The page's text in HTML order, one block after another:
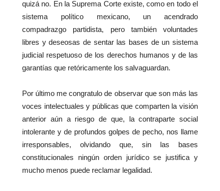
quizá no. En la Suprema Corte existe, como en todo el
sistema político mexicano, un acendrado
compadrazgo partidista, pero también voluntades
libres y deseosas de sentar las bases de un sistema
judicial respetuoso de los derechos humanos y de las
garantías que retóricamente los salvaguardan.
Por último me congratulo de observar que son más las
voces intelectuales y públicas que comparten la visión
anterior aún a riesgo de que, la contraparte social
intolerante y de profundos golpes de pecho, nos llame
irresponsables, olvidando que, sin las bases
constitucionales ningún orden jurídico se justifica y
mucho menos puede reclamar legalidad.